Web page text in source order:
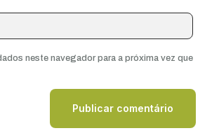
neste navegador para a próxima vez que